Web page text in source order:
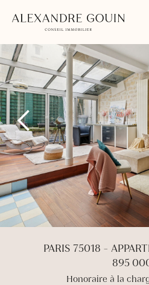
PARIS 75018 -
895
Honoraire à la